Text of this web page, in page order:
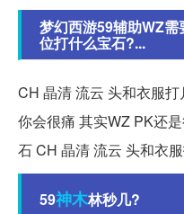
梦幻西游59辅助WZ
位打什么宝石?...
CH 晶清 流云 头和衣服
你会很痛 其实WZ PK还
石 CH 晶清 流云 头和衣服
59神木林秒几?